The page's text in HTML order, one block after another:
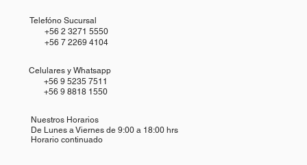
Telefóno Sucursal
+56 2 3271 5550
+56 7 2269 4104
Celulares y Whatsapp
+56 9 5235 7511
+56 9 8818 1550
Nuestros Horarios
De Lunes a Viernes de 9:00 a 18:00 hrs
Horario continuado